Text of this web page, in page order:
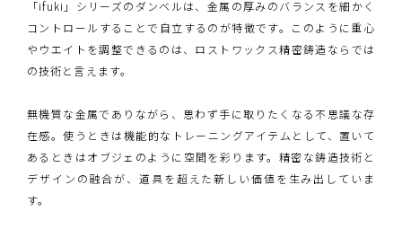
「ifuki」シリーズのダンベルは、金属の厚みのバランスを細かく
コントロールすることで自立するのが特徴です。このように重心
やウエイトを調整できるのは、ロストワックス精密鋳造ならでは
の技術と言えます。
無機質な金属でありながら、思わず手に取りたくなる不思議な存
在感。使うときは機能的なトレーニングアイテムとして、置いて
あるときはオブジェのように空間を彩ります。精密な鋳造技術と
デザインの融合が、道具を超えた新しい価値を生み出していま
す。